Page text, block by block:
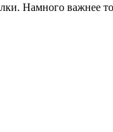
Намного важнее